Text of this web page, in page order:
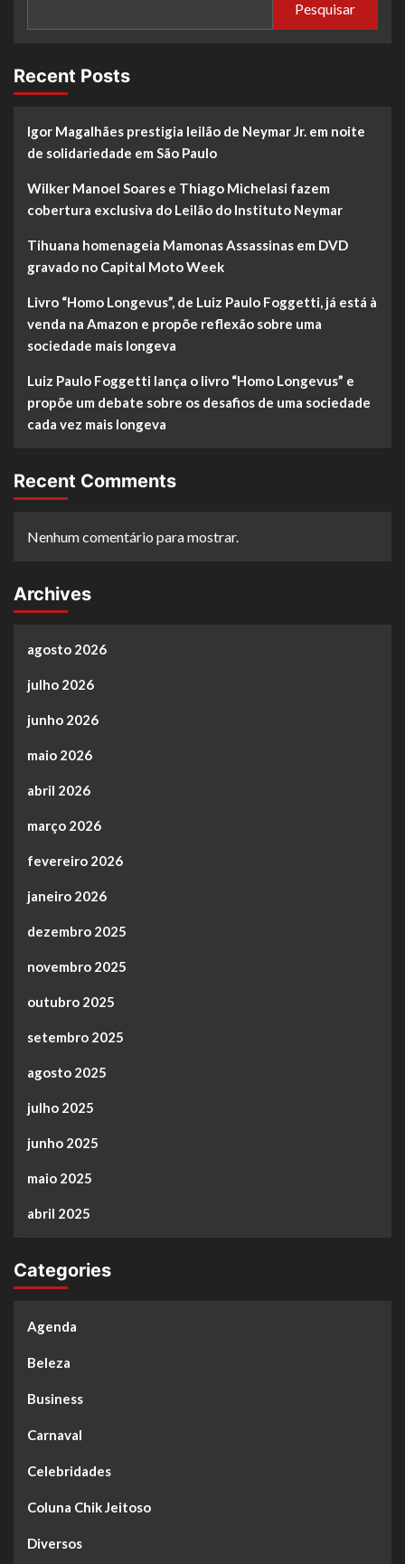
Pesquisar
Recent Posts
Igor Magalhães prestigia leilão de Neymar Jr. em noite
de solidariedade em São Paulo
Wilker Manoel Soares e Thiago Michelasi fazem
cobertura exclusiva do Leilão do Instituto Neymar
Tihuana homenageia Mamonas Assassinas em DVD
gravado no Capital Moto Week
Livro “Homo Longevus”, de Luiz Paulo Foggetti, já está à
venda na Amazon e propõe reflexão sobre uma
sociedade mais longeva
Luiz Paulo Foggetti lança o livro “Homo Longevus” e
propõe um debate sobre os desafios de uma sociedade
cada vez mais longeva
Recent Comments
Nenhum comentário para mostrar.
Archives
agosto 2026
julho 2026
junho 2026
maio 2026
abril 2026
março 2026
fevereiro 2026
janeiro 2026
dezembro 2025
novembro 2025
outubro 2025
setembro 2025
agosto 2025
julho 2025
junho 2025
maio 2025
abril 2025
Categories
Agenda
Beleza
Business
Carnaval
Celebridades
Coluna Chik Jeitoso
Diversos